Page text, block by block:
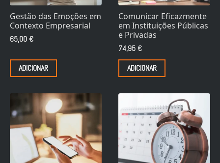
Gestão das Emoções em
Contexto Empresarial
65,00 €
ADICIONAR
Comunicar Eficazmente
em Instituições Públicas
e Privadas
74,95 €
ADICIONAR